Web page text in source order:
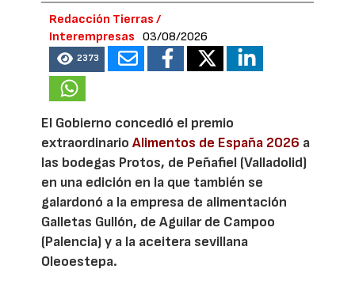
Redacción Tierras /
Interempresas
03/08/2026
2373
El Gobierno concedió el premio
extraordinarioAlimentos de España 2026 a
las bodegas Protos, de Peñafiel (Valladolid)
en una edición en la que también se
galardonó a la empresa de alimentación
Galletas Gullón, de Aguilar de Campoo
(Palencia) y a la aceitera sevillana
Oleoestepa.